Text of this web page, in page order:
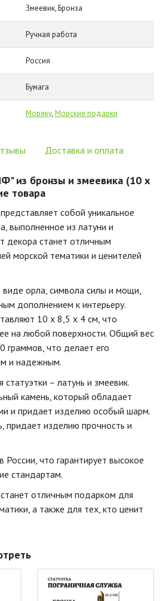
Змеевик, Бронза
Ручная работа
Россия
Бумага
Моряку,Морские подарки
Доставка и оплата
из бронзы и змеевика (10 х
товара
собой уникальное
выполненное из латуни и
декора станет отличным
морской тематики и ценителей
виде орла, символа силы и мощи,
дополнением к интерьеру.
10 х 8,5 х 4 см, что
на любой поверхности. Общий вес
граммов, что делает его
и надежным.
– латунь и змеевик.
камень, который обладает
и придает изделию особый шарм.
придает изделию прочность и
что гарантирует высокое
стандартам.
отличным подарком для
а также для тех, кто ценит